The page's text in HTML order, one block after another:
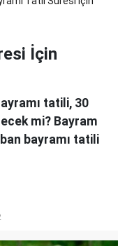
İçin
tatili, 30
mi? Bayram
bayramı tatili